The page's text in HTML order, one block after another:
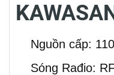
Nguồn cấp:
Sóng Rađio: